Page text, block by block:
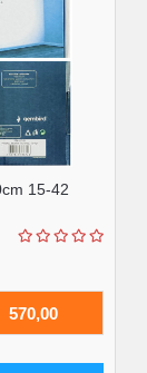
15-42
570,00